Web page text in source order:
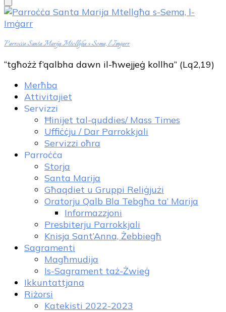
Parroċċa Santa Marija Mtellgħa s-Sema, l-Imġarr
“tgħożż f’qalbha dawn il-ħwejjeġ kollha” (Lq2,19)
Merħba
Attivitajiet
Servizzi
Ħinijet tal-quddies/ Mass Times
Uffiċċju / Dar Parrokkjali
Servizzi oħra
Parroċċa
Storja
Santa Marija
Għaqdiet u Gruppi Reliġjużi
Oratorju Qalb Bla Tebgħa ta’ Marija
Informazzjoni
Presbiterju Parrokkjali
Knisja Sant’Anna, Żebbiegħ
Sagramenti
Magħmudija
Is-Sagrament taż-Żwieġ
Ikkuntattjana
Riżorsi
Katekisti 2022-2023